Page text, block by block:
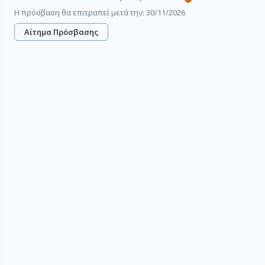
Η πρόσβαση θα επιτραπεί μετά την: 30/11/2026
Αίτημα Πρόσβασης